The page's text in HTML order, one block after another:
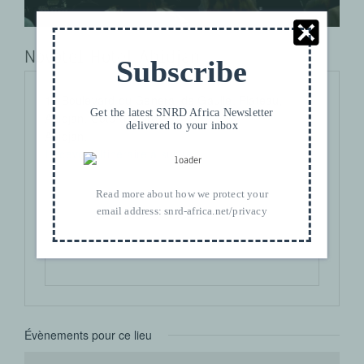
Novotel Hotel Abidjan
Adresse
10 Boulevard du General de Gaulle, Plateau,
Abidjan, Côte d'Ivoire
Abidjan
Recevoir l’Itinéraire à suivre
Évènements pour ce lieu
Subscribe
Get the latest SNRD Africa Newsletter
delivered to your inbox
Read more about how we protect your
email address:snrd-africa.net/privacy